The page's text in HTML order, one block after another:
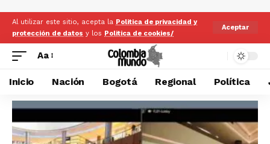
Al utilizar este sitio, acepta la Politica de privacidad y
protección de datos y los Politica de cookies/
Aceptar
Aa
Inicio Nación Bogotá Regional Política